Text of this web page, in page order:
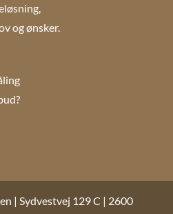
og ønsker.
| Sydvestvej 129 C | 2600